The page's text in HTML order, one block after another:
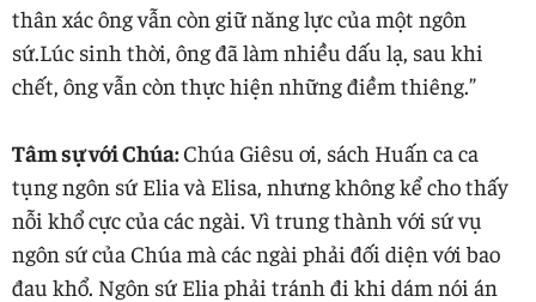
thân xác ông vẫn còn giữ năng lực của một ngôn
sứ.Lúc sinh thời, ông đã làm nhiều dấu lạ, sau khi
chết, ông vẫn còn thực hiện những điềm thiêng.”
Tâm sự với Chúa:Chúa Giêsu ơi, sách Huấn ca ca
tụng ngôn sứ Elia và Elisa, nhưng không kể cho thấy
nỗi khổ cực của các ngài. Vì trung thành với sứ vụ
ngôn sứ của Chúa mà các ngài phải đối diện với bao
đau khổ. Ngôn sứ Elia phải tránh đi khi dám nói án